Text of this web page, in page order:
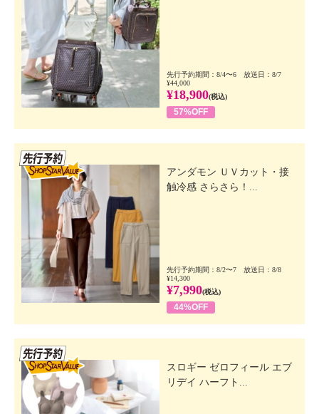
先行予約期間：8/4〜6 放送日：8/7
¥44,000
¥18,900(税込)
57%OFF
アンダモン ＵＶカット・接
触冷感 さらさら！...
先行予約期間：8/2〜7 放送日：8/8
¥14,300
¥7,990(税込)
44%OFF
スロギー ゼロフィール エブ
リデイ ハーフト...